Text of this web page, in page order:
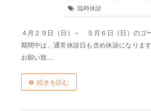
臨時休診
４月２９日（日）～ ５月６日（日）のゴ
期間中は、通常休診日も含め休診になりま
お願い致…
続きを読む